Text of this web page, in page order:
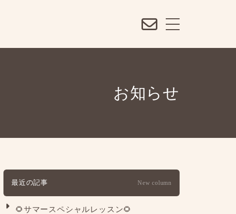
お知らせ
最近の記事 New column
🌻サマースペシャルレッスン🌻